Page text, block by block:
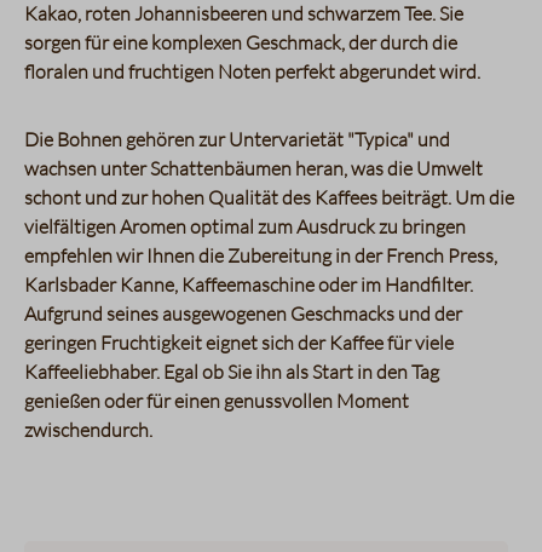
Kakao, roten Johannisbeeren und schwarzem Tee. Sie
sorgen für eine komplexen Geschmack, der durch die
floralen und fruchtigen Noten perfekt abgerundet wird.
Die Bohnen gehören zur Untervarietät "Typica" und
wachsen unter Schattenbäumen heran, was die Umwelt
schont und zur hohen Qualität des Kaffees beiträgt. Um die
vielfältigen Aromen optimal zum Ausdruck zu bringen
empfehlen wir Ihnen die Zubereitung in der French Press,
Karlsbader Kanne, Kaffeemaschine oder im Handfilter.
Aufgrund seines ausgewogenen Geschmacks und der
geringen Fruchtigkeit eignet sich der Kaffee für viele
Kaffeeliebhaber. Egal ob Sie ihn als Start in den Tag
genießen oder für einen genussvollen Moment
zwischendurch.